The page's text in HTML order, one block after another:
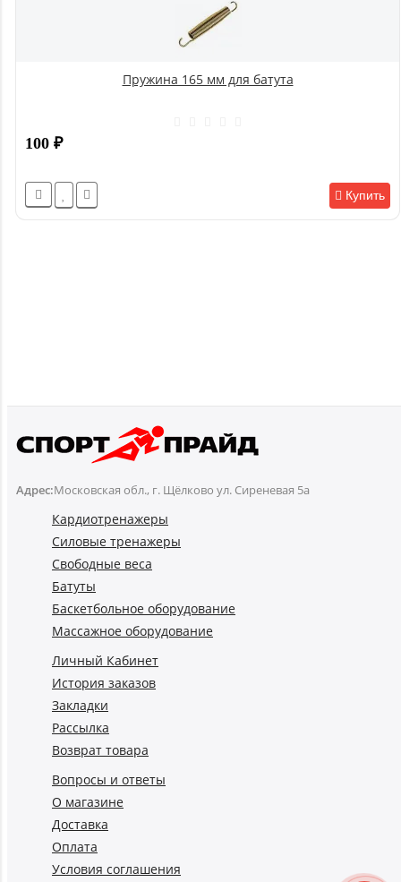
Пружина 165 мм для батута
100 ₽
Купить
Адрес:Московская обл., г. Щёлково ул. Сиреневая 5а
Кардиотренажеры
Силовые тренажеры
Свободные веса
Батуты
Баскетбольное оборудование
Массажное оборудование
Личный Кабинет
История заказов
Закладки
Рассылка
Возврат товара
Вопросы и ответы
О магазине
Доставка
Оплата
Условия соглашения